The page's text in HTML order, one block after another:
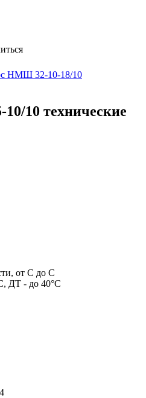
НМШ 32-10-18/10
10 технические
от С до С
ДТ - до 40°С